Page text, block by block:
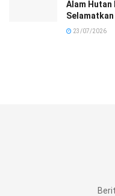
Alam
23/07/2026